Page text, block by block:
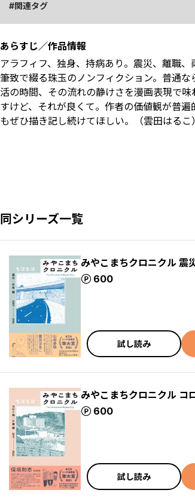
関連タグ
あらすじ／作品情報
アラフィフ、独身、持病あり。震災、離職
筆致で綴る珠玉のノンフィクション。普通
活の時間、その流れの静けさを漫画表現で
すけど、それが良くて。作者の価値観が普
もぜひ描き記し続けてほしい。（雲田はる
同シリーズ一覧
みやこまちクロニクル 震
600
ポイント
試し読み
みやこまちクロニクル コ
600
ポイント
試し読み